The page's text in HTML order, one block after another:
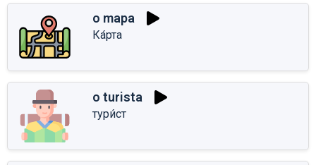
o mapa
Ка́рта
o turista
тури́ст